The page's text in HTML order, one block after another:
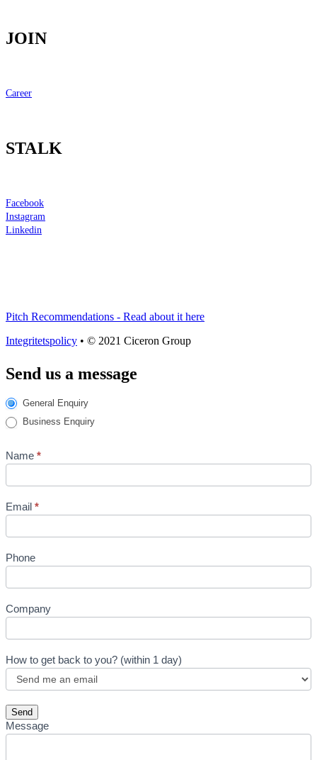
JOIN
Career
STALK
Facebook
Instagram
Linkedin
Pitch Recommendations - Read about it here
Integritetspolicy • © 2021 Ciceron Group
Send us a message
Send
us
a
General Enquiry
Business Enquiry
Name *
Email *
Phone
Company
How to get back to you? (within 1 day)
Send
Message